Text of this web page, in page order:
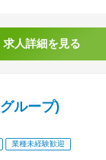
求人詳細を見る
ループ)
業種未経験歓迎